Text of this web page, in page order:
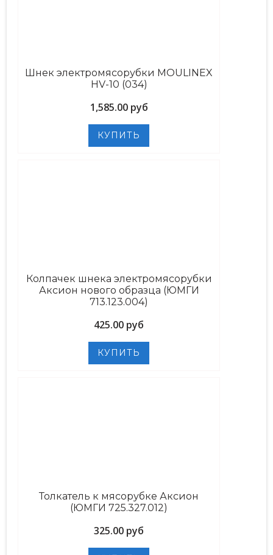
Шнек электромясорубки MOULINEX
HV-10 (034)
1,585.00 руб
Колпачек шнека электромясорубки
Аксион нового образца (ЮМГИ
713.123.004)
425.00 руб
Толкатель к мясорубке Аксион
(ЮМГИ 725.327.012)
325.00 руб